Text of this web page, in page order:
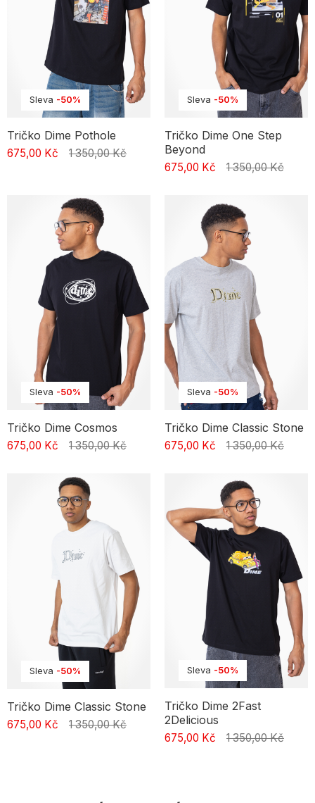
Sleva -50%
Tričko Dime Pothole
675,00 Kč 1 350,00 Kč
Sleva -50%
Tričko Dime One Step
Beyond
675,00 Kč 1 350,00 Kč
Sleva -50%
Tričko Dime Cosmos
675,00 Kč 1 350,00 Kč
Sleva -50%
Tričko Dime Classic Stone
675,00 Kč 1 350,00 Kč
Sleva -50%
Tričko Dime Classic Stone
675,00 Kč 1 350,00 Kč
Sleva -50%
Tričko Dime 2Fast
2Delicious
675,00 Kč 1 350,00 Kč